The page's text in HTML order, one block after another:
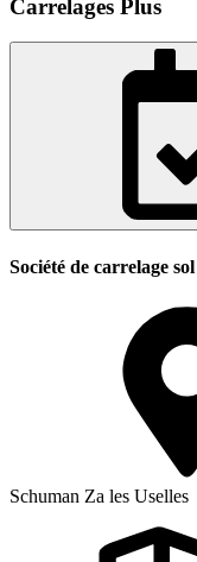
Carrelages Plus
Société de carrelage
Schuman Za les Uselles